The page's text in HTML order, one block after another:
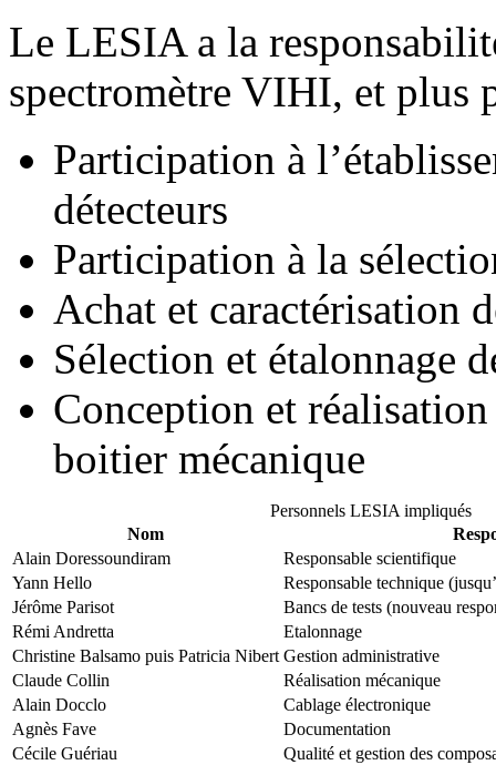
Le LESIA a la
spectromètre VIHI, et plus
Participation à
détecteurs
Participation à la
Achat et caractérisation
Sélection et étalonnage
Conception et
boitier mécanique
Personnels LESIA impliqués
Nom
Alain Doressoundiram
Responsable scientifique
Yann Hello
Responsable technique
Jérôme Parisot
Bancs de tests (nouveau
Rémi Andretta
Etalonnage
Christine Balsamo puis Patricia Nibert Gestion administrative
Claude Collin
Réalisation mécanique
Alain Docclo
Cablage électronique
Agnès Fave
Documentation
Cécile Guériau
Qualité et gestion des